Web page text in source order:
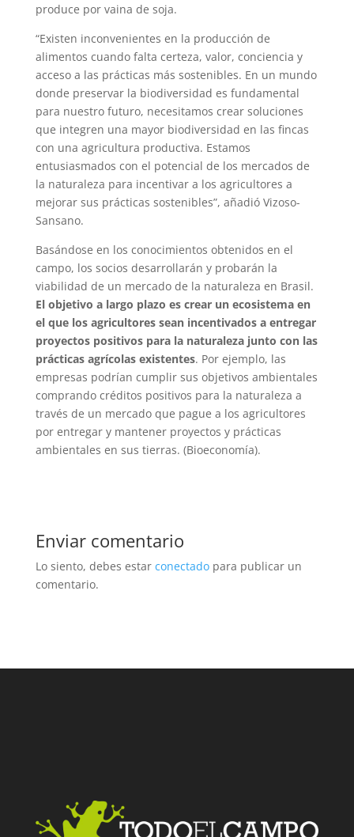
produce por vaina de soja.
“Existen inconvenientes en la producción de
alimentos cuando falta certeza, valor, conciencia y
acceso a las prácticas más sostenibles. En un mundo
donde preservar la biodiversidad es fundamental
para nuestro futuro, necesitamos crear soluciones
que integren una mayor biodiversidad en las fincas
con una agricultura productiva. Estamos
entusiasmados con el potencial de los mercados de
la naturaleza para incentivar a los agricultores a
mejorar sus prácticas sostenibles”, añadió Vizoso-
Sansano.
Basándose en los conocimientos obtenidos en el
campo, los socios desarrollarán y probarán la
viabilidad de un mercado de la naturaleza en Brasil.
El objetivo a largo plazo es crear un ecosistema en
el que los agricultores sean incentivados a entregar
proyectos positivos para la naturaleza junto con las
prácticas agrícolas existentes. Por ejemplo, las
empresas podrían cumplir sus objetivos ambientales
comprando créditos positivos para la naturaleza a
través de un mercado que pague a los agricultores
por entregar y mantener proyectos y prácticas
ambientales en sus tierras. (Bioeconomía).
Enviar comentario
Lo siento, debes estar conectadopara publicar un
comentario.
Facebook